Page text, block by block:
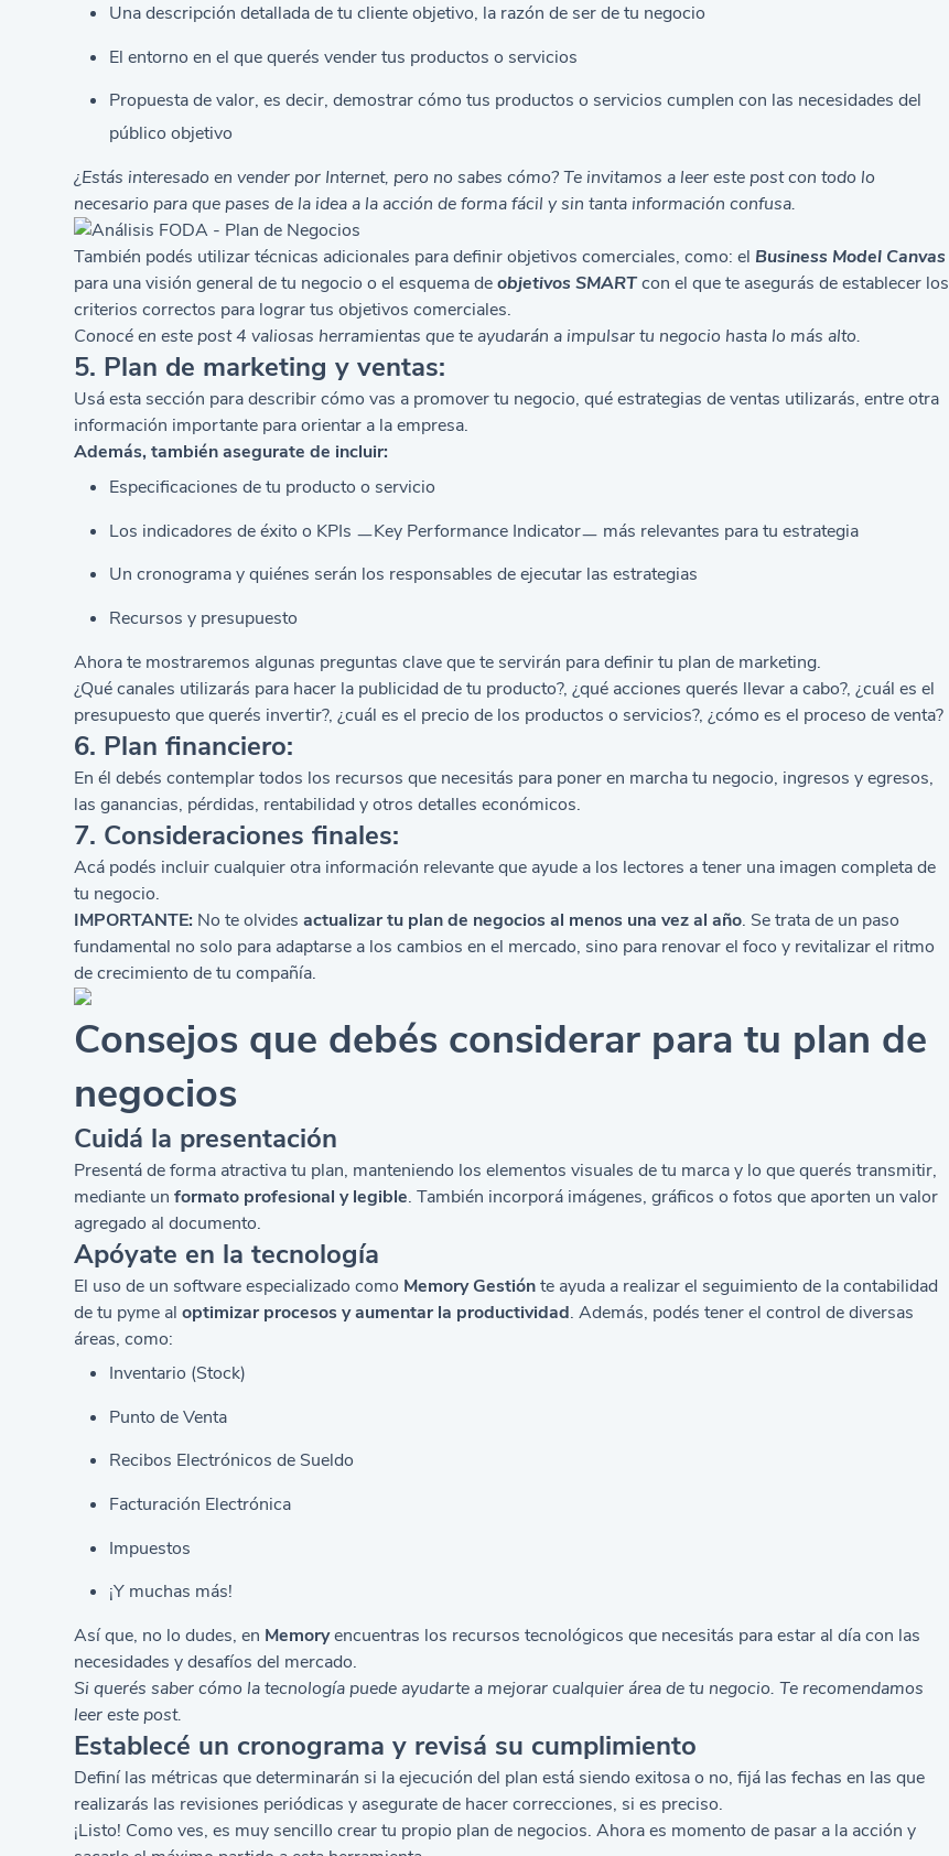
Una descripción detallada de tu cliente objetivo, la razón de ser de tu negocio
El entorno en el que querés vender tus productos o servicios
Propuesta de valor, es decir, demostrar cómo tus productos o servicios cumplen con las necesidades del
público objetivo
¿Estás interesado envender por Internet, pero no sabes cómo? Te invitamos a leer este post con todo lo
necesario para que pases de la idea a la acción de forma fácil y sin tanta información confusa.
También podés utilizar técnicas adicionales para definir objetivos comerciales, como: el Business Model Canvas
para una visión general de tu negocio o el esquema deobjetivos SMARTcon el que te asegurás de establecer los
criterios correctos para lograr tus objetivos comerciales.
Conocé en estepost4 valiosas herramientas que te ayudarán a impulsar tu negocio hasta lo más alto.
5. Plan de marketing y ventas:
Usá esta sección para describir cómo vas a promover tu negocio, qué estrategias de ventas utilizarás, entre otra
información importante para orientar a la empresa.
Además, también asegurate de incluir:
Especificaciones de tu producto o servicio
Los indicadores de éxito o KPIs ㅡKey Performance Indicatorㅡ más relevantes para tu estrategia
Un cronograma y quiénes serán los responsables de ejecutar las estrategias
Recursos y presupuesto
Ahora te mostraremos algunas preguntas clave que te servirán para definir tu plan de marketing.
¿Qué canales utilizarás para hacer la publicidad de tu producto?, ¿qué acciones querés llevar a cabo?, ¿cuál es el
presupuesto que querés invertir?, ¿cuál es el precio de los productos o servicios?, ¿cómo es el proceso de venta?
6. Plan financiero:
En él debés contemplar todos los recursos que necesitás para poner en marcha tu negocio, ingresos y egresos,
las ganancias, pérdidas, rentabilidad y otros detalles económicos.
7. Consideraciones finales:
Acá podés incluir cualquier otra información relevante que ayude a los lectores a tener una imagen completa de
tu negocio.
IMPORTANTE: No te olvidesactualizar tu plan de negocios al menos una vez al año. Se trata de un paso
fundamental no solo para adaptarse a los cambios en el mercado, sino para renovar el foco y revitalizar el ritmo
de crecimiento de tu compañía.
Consejos que debés considerar para tu plan de
negocios
Cuidá la presentación
Presentá de forma atractiva tu plan, manteniendo los elementos visuales de tu marca y lo que querés transmitir,
mediante unformato profesional y legible. También incorporá imágenes, gráficos o fotos que aporten un valor
agregado al documento.
Apóyate en la tecnología
El uso de un software especializado como Memory Gestiónte ayuda a realizar el seguimiento de la contabilidad
de tu pyme aloptimizar procesos y aumentar la productividad. Además, podés tener el control de diversas
áreas, como:
Inventario (Stock)
Punto de Venta
Recibos Electrónicos de Sueldo
Facturación Electrónica
Impuestos
¡Y muchas más!
Así que, no lo dudes, en Memoryencuentras los recursos tecnológicos que necesitás para estar al día con las
necesidades y desafíos del mercado.
Si querés saber cómo la tecnología puede ayudarte a mejorar cualquier área de tu negocio. Te recomendamos
leer este post.
Establecé un cronograma y revisá su cumplimiento
Definí las métricas que determinarán si la ejecución del plan está siendo exitosa o no, fijá las fechas en las que
realizarás las revisiones periódicas y asegurate de hacer correcciones, si es preciso.
¡Listo! Como ves, es muy sencillo crear tu propio plan de negocios. Ahora es momento de pasar a la acción y